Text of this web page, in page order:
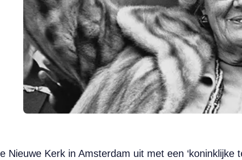
Nieuwe Kerk in Amsterdam uit met een ‘koninklijke